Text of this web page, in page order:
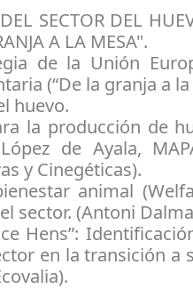
SECTOR DEL
A LA MESA".
de la Unión
(“De la granja a la
huevo.
la producción de
de Ayala,
y Cinegéticas).
animal
sector. (Antoni
Hens”:
en la transición a